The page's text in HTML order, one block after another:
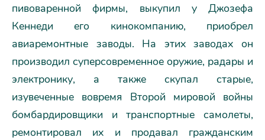
пивоваренной фирмы, выкупил у Джозефа
Кеннеди его кинокомпанию, приобрел
авиаремонтные заводы. На этих заводах он
производил суперсовременное оружие, радары и
электронику, а также скупал старые,
изувеченные вовремя Второй мировой войны
бомбардировщики и транспортные самолеты,
ремонтировал их и продавал гражданским